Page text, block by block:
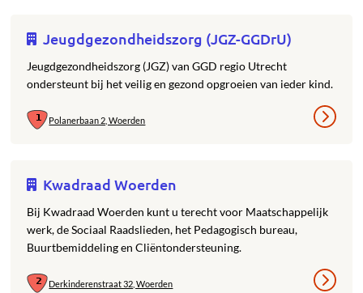
Jeugdgezondheidszorg (JGZ-GGDrU)
Jeugdgezondheidszorg (JGZ) van GGD regio Utrecht
ondersteunt bij het veilig en gezond opgroeien van ieder kind.
Polanerbaan 2, Woerden
Kwadraad Woerden
Bij Kwadraad Woerden kunt u terecht voor Maatschappelijk
werk, de Sociaal Raadslieden, het Pedagogisch bureau,
Buurtbemiddeling en Cliëntondersteuning.
Derkinderenstraat 32, Woerden